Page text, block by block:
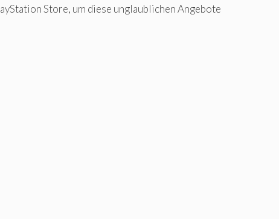
Store, um diese unglaublichen Angebote